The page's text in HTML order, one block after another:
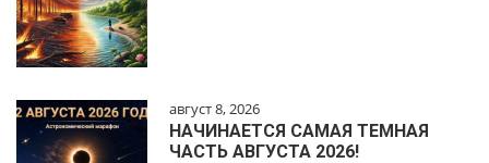
август 8, 2026
НАЧИНАЕТСЯ САМАЯ ТЕМНАЯ
ЧАСТЬ АВГУСТА 2026!